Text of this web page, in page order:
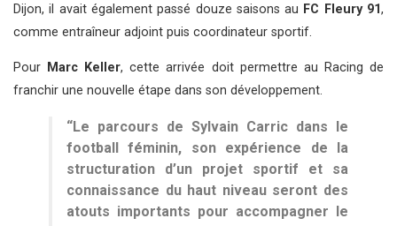
Dijon, il avait également passé douze saisons au FC Fleury 91,
comme entraîneur adjoint puis coordinateur sportif.
Pour Marc Keller, cette arrivée doit permettre au Racing de
franchir une nouvelle étape dans son développement.
“Le parcours de Sylvain Carric dans le
football féminin, son expérience de la
structuration d’un projet sportif et sa
connaissance du haut niveau seront des
atouts importants pour accompagner le